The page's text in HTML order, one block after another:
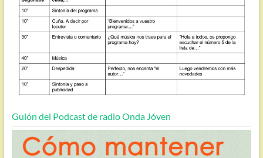
Guión del Podcast de radio Onda Jóven